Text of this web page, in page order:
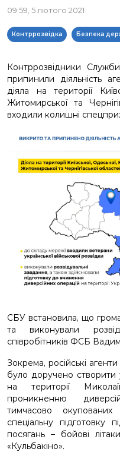
09:59, 5 лютого 2021
Контррозвідка Безпека
Контррозвідники
припинили діяльність
діяла на території
Житомирської та
входили колишні
СБУ встановила, що
та виконували
співробітників ФСБ
Зокрема, російські
було доручено створити
на території
проникненню
тимчасово окупованих
спеціальну підготовку
посягань – бойові
«Кульбакіно».